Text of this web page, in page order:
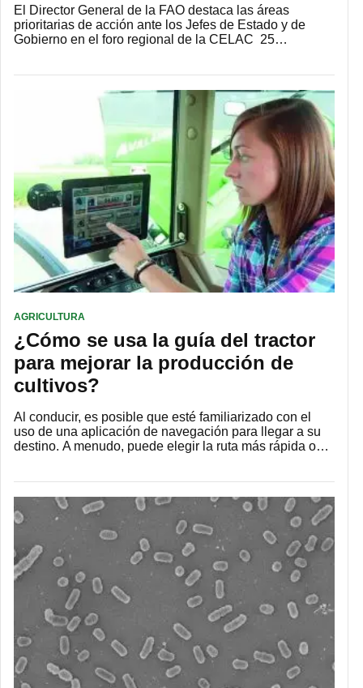
El Director General de la FAO destaca las áreas
prioritarias de acción ante los Jefes de Estado y de
Gobierno en el foro regional de la CELAC 25…
AGRICULTURA
¿Cómo se usa la guía del tractor
para mejorar la producción de
cultivos?
Al conducir, es posible que esté familiarizado con el
uso de una aplicación de navegación para llegar a su
destino. A menudo, puede elegir la ruta más rápida o…